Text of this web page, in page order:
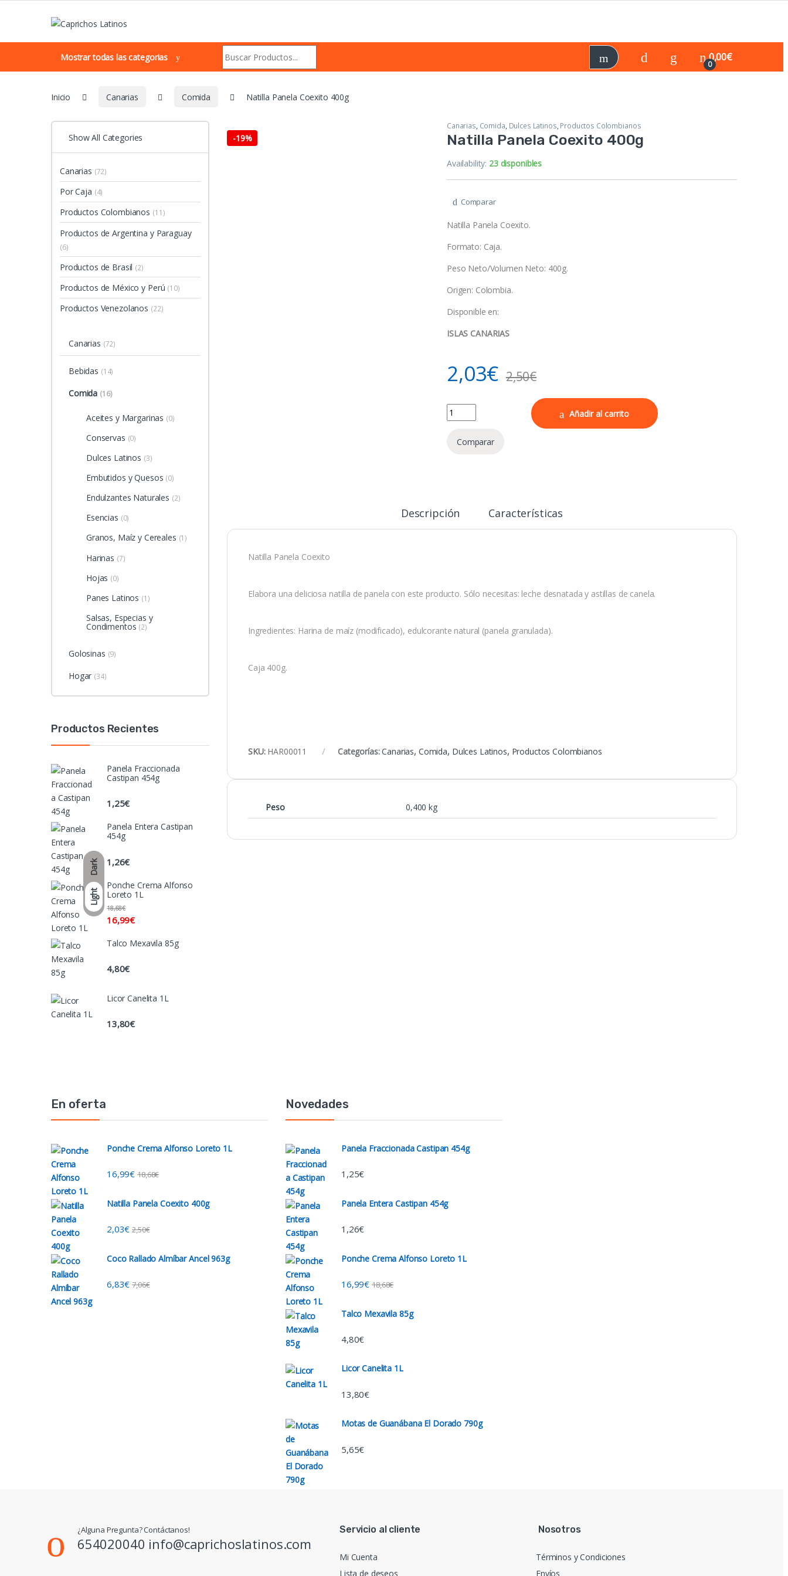
Dark
Light
Mostrar todas las categorias
Search for:
0
0,00€
Inicio Canarias Comida Natilla Panela Coexito 400g
-19%
Canarias, Comida, Dulces Latinos, Productos Colombianos
Natilla Panela Coexito 400g
Availability: 23 disponibles
Comparar
Natilla Panela Coexito.
Formato: Caja.
Peso Neto/Volumen Neto: 400g.
Origen: Colombia.
Disponible en:
ISLAS CANARIAS
2,03€ 2,50€
Natilla Panela Coexito 400g cantidadAñadir al carrito
Comparar
Descripción Características
Natilla Panela Coexito
Elabora una deliciosa natilla de panela con este producto. Sólo necesitas: leche desnatada y astillas de canela.
Ingredientes: Harina de maíz (modificado), edulcorante natural (panela granulada).
Caja 400g.
SKU: HAR00011 Categorías:Canarias, Comida, Dulces Latinos, Productos Colombianos
Peso 0,400 kg
Show All Categories
Canarias (72)
Por Caja (4)
Productos Colombianos (11)
Productos de Argentina y Paraguay
(6)
Productos de Brasil (2)
Productos de México y Perú (10)
Productos Venezolanos (22)
Canarias (72)
Bebidas (14)
Comida (16)
Aceites y Margarinas (0)
Conservas (0)
Dulces Latinos (3)
Embutidos y Quesos (0)
Endulzantes Naturales (2)
Esencias (0)
Granos, Maíz y Cereales (1)
Harinas (7)
Hojas (0)
Panes Latinos (1)
Salsas, Especias y
Condimentos (2)
Golosinas (9)
Hogar (34)
Productos Recientes
Panela Fraccionada
Castipan 454g
1,25€
Panela Entera Castipan
454g
1,26€
Ponche Crema Alfonso
Loreto 1L
16,99€
18,68€
Talco Mexavila 85g
4,80€
Licor Canelita 1L
13,80€
En oferta
Ponche Crema Alfonso Loreto 1L
16,99€ 18,68€
Natilla Panela Coexito 400g
2,03€ 2,50€
Coco Rallado Almíbar Ancel 963g
6,83€ 7,06€
Novedades
Panela Fraccionada Castipan 454g
1,25€
Panela Entera Castipan 454g
1,26€
Ponche Crema Alfonso Loreto 1L
16,99€ 18,68€
Talco Mexavila 85g
4,80€
Licor Canelita 1L
13,80€
Motas de Guanábana El Dorado 790g
5,65€
¿Alguna Pregunta? Contáctanos!
654020040 info@caprichoslatinos.com
Servicio al cliente
Mi Cuenta
Lista de deseos
Nosotros
Términos y Condiciones
Envíos